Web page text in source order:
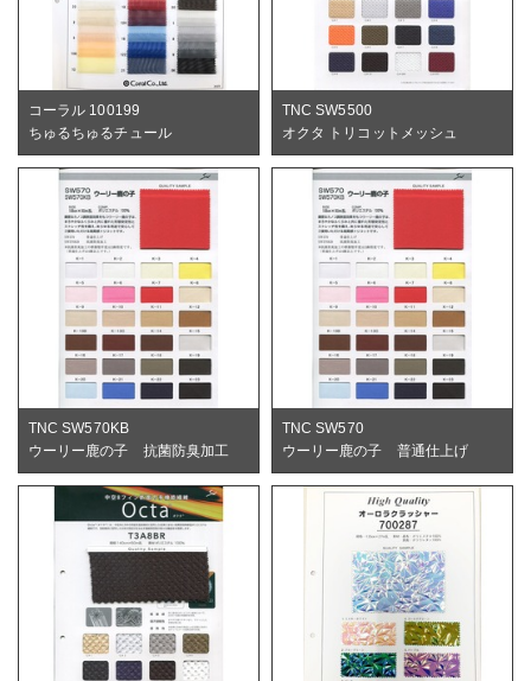
コーラル 100199
ちゅるちゅるチュール
TNC SW5500
オクタ トリコットメッシュ
TNC SW570KB
ウーリー鹿の子 抗菌防臭加工
TNC SW570
ウーリー鹿の子 普通仕上げ